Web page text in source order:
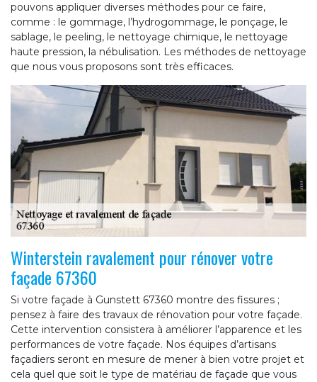
pouvons appliquer diverses méthodes pour ce faire,
comme : le gommage, l’hydrogommage, le ponçage, le
sablage, le peeling, le nettoyage chimique, le nettoyage
haute pression, la nébulisation. Les méthodes de nettoyage
que nous vous proposons sont très efficaces.
Winterstein ravalement pour rénover votre
façade 67360
Si votre façade à Gunstett 67360 montre des fissures ;
pensez à faire des travaux de rénovation pour votre façade.
Cette intervention consistera à améliorer l’apparence et les
performances de votre façade. Nos équipes d’artisans
façadiers seront en mesure de mener à bien votre projet et
cela quel que soit le type de matériau de façade que vous